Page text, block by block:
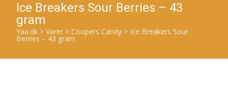
Ice Breakers Sour Berries – 43
gram
Yaa.dk > Varer > Coopers Candy > Ice Breakers Sour
Berries – 43 gram